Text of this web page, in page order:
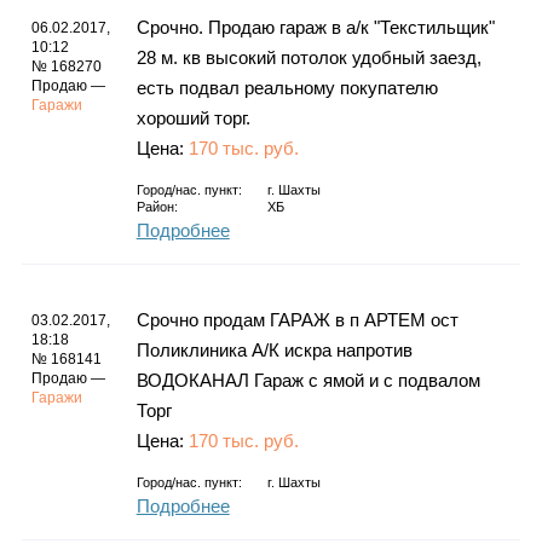
Гороскоп
06.02.2017,
10:12
№ 168270
Продаю —
Гаражи
Срочно. Продаю гараж в а/к "Текстильщик"
28 м. кв высокий потолок удобный заезд,
есть подвал реальному покупателю
хороший торг.
Цена: 170 тыс. руб.
Город/нас. пункт: г.
Шахты
Район:
ХБ
Подробнее
03.02.2017,
18:18
№ 168141
Продаю —
Гаражи
Срочно продам ГАРАЖ в п АРТЕМ ост
Поликлиника А/К искра напротив
ВОДОКАНАЛ Гараж с ямой и с подвалом
Торг
Цена: 170 тыс. руб.
Город/нас. пункт: г. Шахты
Подробнее